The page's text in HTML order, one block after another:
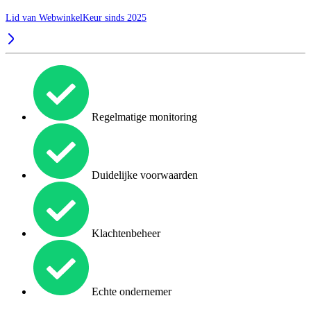
Lid van WebwinkelKeur sinds 2025
Regelmatige monitoring
Duidelijke voorwaarden
Klachtenbeheer
Echte ondernemer